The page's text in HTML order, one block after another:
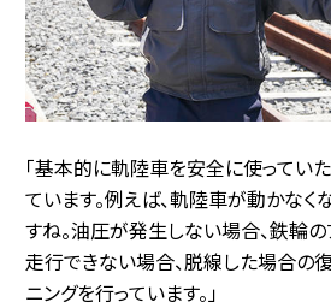
「基本的に軌陸車を安全に使ってい
ています。例えば、軌陸車が動かな
すね。油圧が発生しない場合、鉄輪
走行できない場合、脱線した場合の
ニングを行っています。」